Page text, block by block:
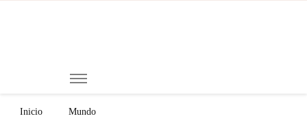
Inicio Mundo